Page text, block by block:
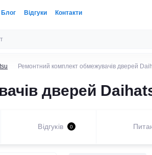
Блог Відгуки Контакти
Ремонтний комплект обмежувачів дверей
дверей
Відгуків 0